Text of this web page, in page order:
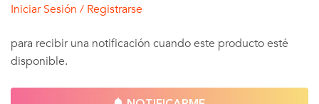
Iniciar Sesión / Registrarse
para recibir una notificación cuando este producto esté
disponible.